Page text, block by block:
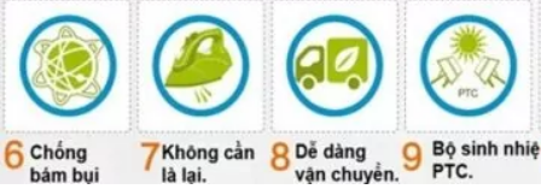
các mối nối được đánh giá là khá bền vững với khả năng
chịu lực tốt cùng 3 chân đứng
Công suất mạnh mẽ lên đến 1200W, giúp sấy khô quần áo
nhanh chóng chỉ trong vòng 60 phút
Đa dạng các chế độ sấy, thích hợp mọi loại vải, nhung, lụa,
cotton… khác nhau mà không lo bị nhăn nhúm.
Lớp vải phủ màu vàng dày dặn, đẹp mắt, nhờ đó giúp cho
không gian ngôi nhà thêm phần nổi bật, có thể tháo rời một